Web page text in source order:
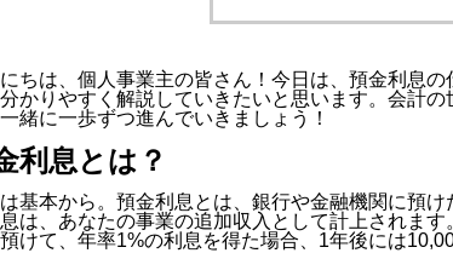
ちは、個人事業主の皆さん！今日は、預金利息
かりやすく解説していきたいと思います。会計
緒に一歩ずつ進んでいきましょう！
利息とは？
基本から。預金利息とは、銀行や金融機関に預
は、あなたの事業の追加収入として計上されま
けて、年率1%の利息を得た場合、1年後には